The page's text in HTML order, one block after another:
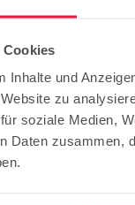
Cookies
Inhalte und
zu
soziale Medien,
Daten zusammen,